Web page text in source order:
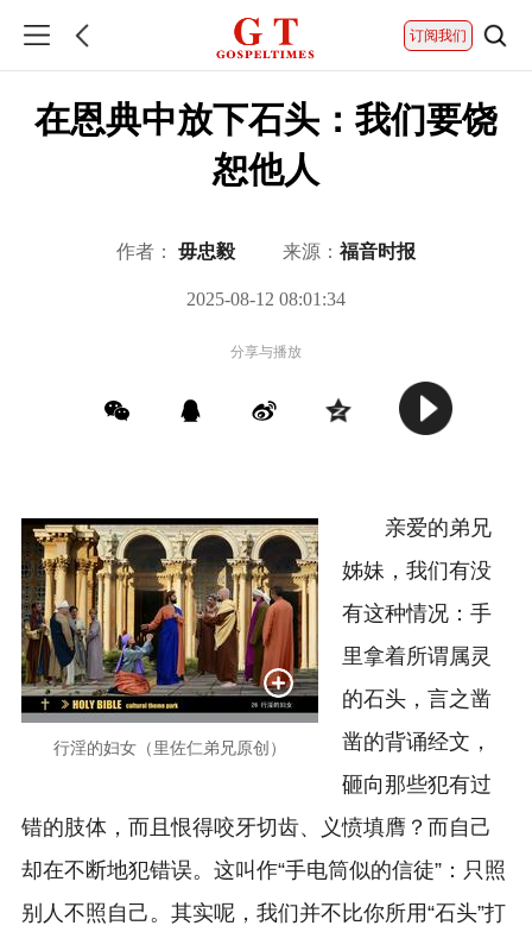
订阅我们
在恩典中放下石头：我们要饶
恕他人
作者： 毋忠毅 来源： 福音时报
2025-08-12 08:01:34
分享与播放
行淫的妇女（里佐仁弟兄原创）
亲爱的弟兄
姊妹，我们有没
有这种情况：手
里拿着所谓属灵
的石头，言之凿
凿的背诵经文，
砸向那些犯有过
错的肢体，而且恨得咬牙切齿、义愤填膺？而自己
却在不断地犯错误。这叫作“手电筒似的信徒”：只照
别人不照自己。其实呢，我们并不比你所用“石头”打